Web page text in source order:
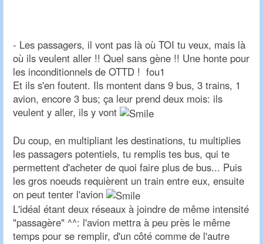
- Les passagers, il vont pas là où TOI tu veux, mais là
où ils veulent aller !! Quel sans gène !! Une honte pour
les inconditionnels de OTTD ! fou1
Et ils s'en foutent. Ils montent dans 9 bus, 3 trains, 1
avion, encore 3 bus; ça leur prend deux mois: ils
veulent y aller, ils y vont
Du coup, en multipliant les destinations, tu multiplies
les passagers potentiels, tu remplis tes bus, qui te
permettent d'acheter de quoi faire plus de bus... Puis
les gros noeuds requièrent un train entre eux, ensuite
on peut tenter l'avion
L'idéal étant deux réseaux à joindre de même intensité
"passagère" ^^: l'avion mettra à peu près le même
temps pour se remplir, d'un côté comme de l'autre